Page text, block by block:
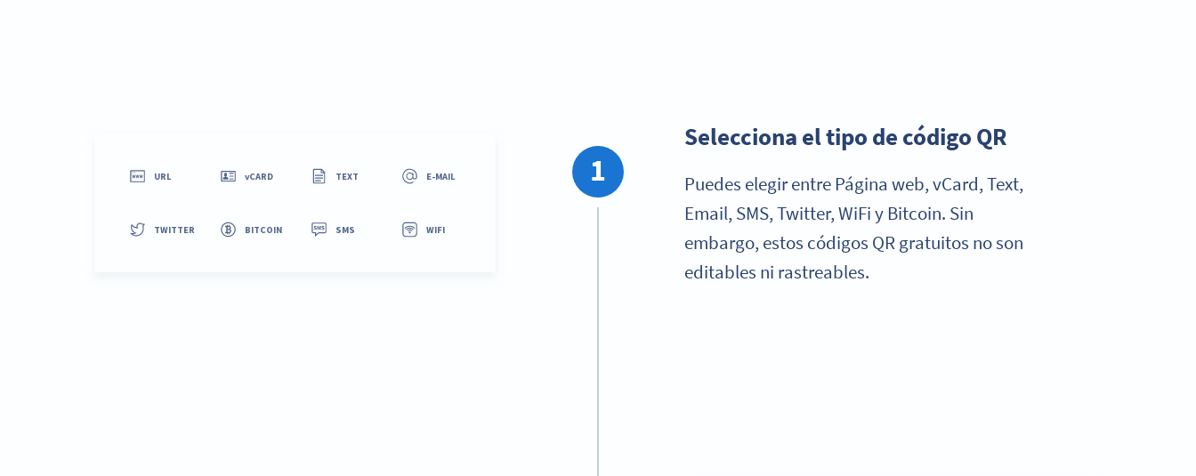
1
Paso 1:
Selecciona el tipo de código QR
Puedes elegir entre Página web, vCard, Text,
Email, SMS, Twitter, WiFi y Bitcoin. Sin
embargo, estos códigos QR gratuitos no son
editables ni rastreables.